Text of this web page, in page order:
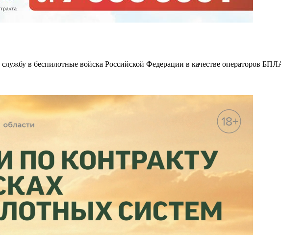
в беспилотные войска Российской Федерации в качестве операторов